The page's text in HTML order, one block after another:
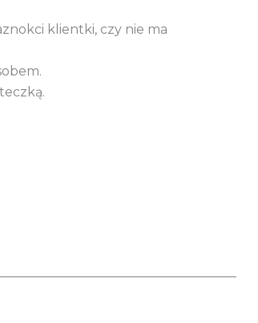
klientki, czy nie ma